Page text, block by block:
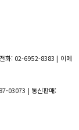
화: 02-6952-8383 | 이메
03073 | 통신판매: